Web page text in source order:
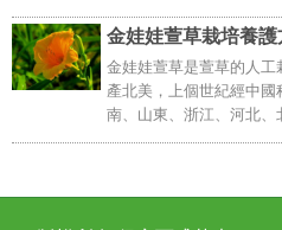
萱草的花期是幾月份，
5至11月（6至7月為盛花
金娃娃萱草栽培養
金娃娃萱草是萱草的人
產北美，上個世紀經中
南、山東、浙江、河北
簡單，適宜在城市公園